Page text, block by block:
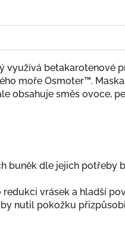
využívá betakarotenové
moře Osmoter™.
obsahuje směs ovoce,
buněk dle jejich potřeby
vrásek a hladší
nutil pokožku